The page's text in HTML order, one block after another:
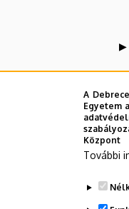
A
Egyetem
Központ
További